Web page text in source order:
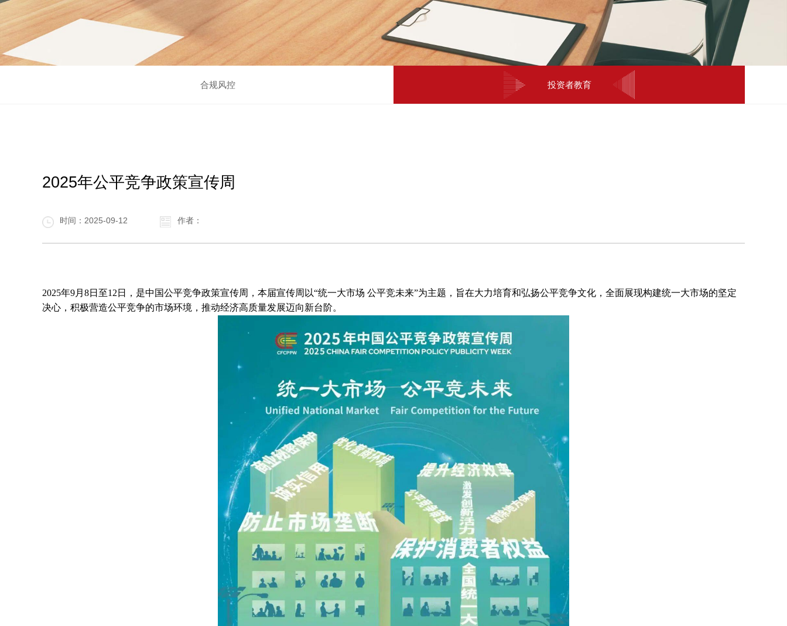
合规风控 投资者教育
2025年公平竞争政策宣传周
时间：2025-09-12 作者：
2025年9月 8日至12日，是中国公平竞争政策宣传周，本届宣传周以“统一大市场 公平竞未来”为主题，旨在大力培育和弘扬公平竞争文化，全面展现构建统一大市场的坚定
决心，积极营造公平竞争的市场环境，推动经济高质量发展迈向新台阶。